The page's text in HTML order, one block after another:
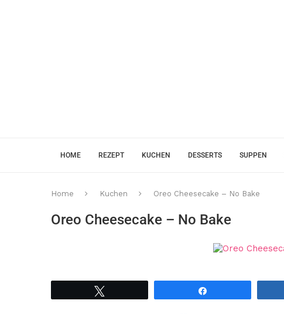
HOME REZEPT KUCHEN DESSERTS SUPPEN
Home Kuchen Oreo Cheesecake – No Bake
Oreo Cheesecake – No Bake